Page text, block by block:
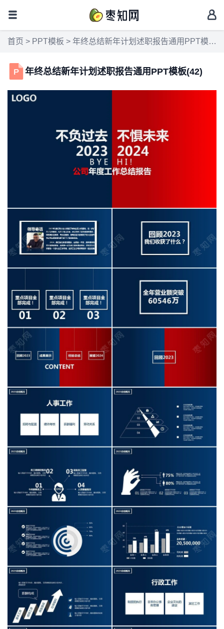
首页 > PPT模板 > 年终总结新年计划述职报告通用PPT模板(42)
年终总结新年计划述职报告通用PPT模板(42)